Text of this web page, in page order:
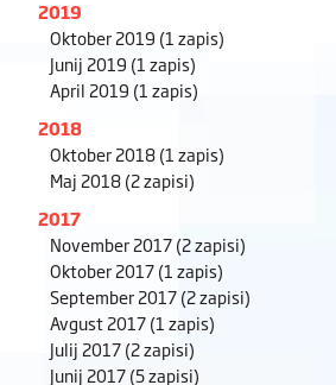
2019
Oktober 2019 (1 zapis)
Junij 2019 (1 zapis)
April 2019 (1 zapis)
2018
Oktober 2018(1 zapis)
Maj 2018(2 zapisi)
2017
November 2017(2 zapisi)
Oktober 2017(1 zapis)
September 2017(2 zapisi)
Avgust 2017(1 zapis)
Julij 2017(2 zapisi)
Junij 2017(5 zapisi)